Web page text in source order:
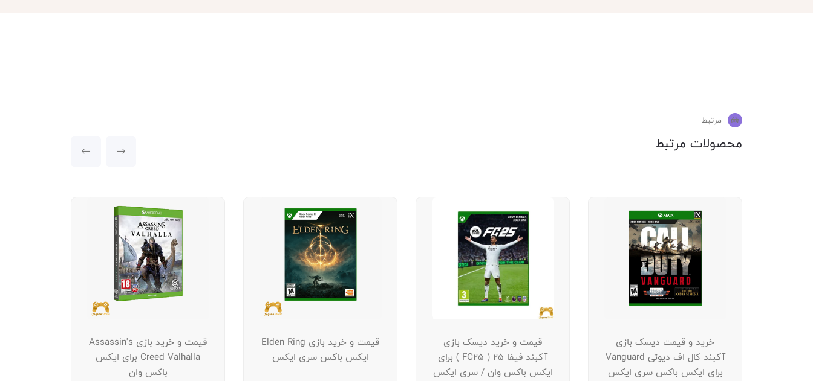
مرتبط
محصولات مرتبط
قیمت و خرید بازی Assassin's
Creed Valhalla برای ایکس
باکس وان
قیمت و خرید بازی Elden Ring
ایکس باکس سری ایکس
قیمت و خرید دیسک بازی
آکبند فیفا 25 ( FC25 ) برای
ایکس باکس وان / سری ایکس
خرید و قیمت دیسک بازی
آکبند کال اف دیوتی Vanguard
برای ایکس باکس سری ایکس